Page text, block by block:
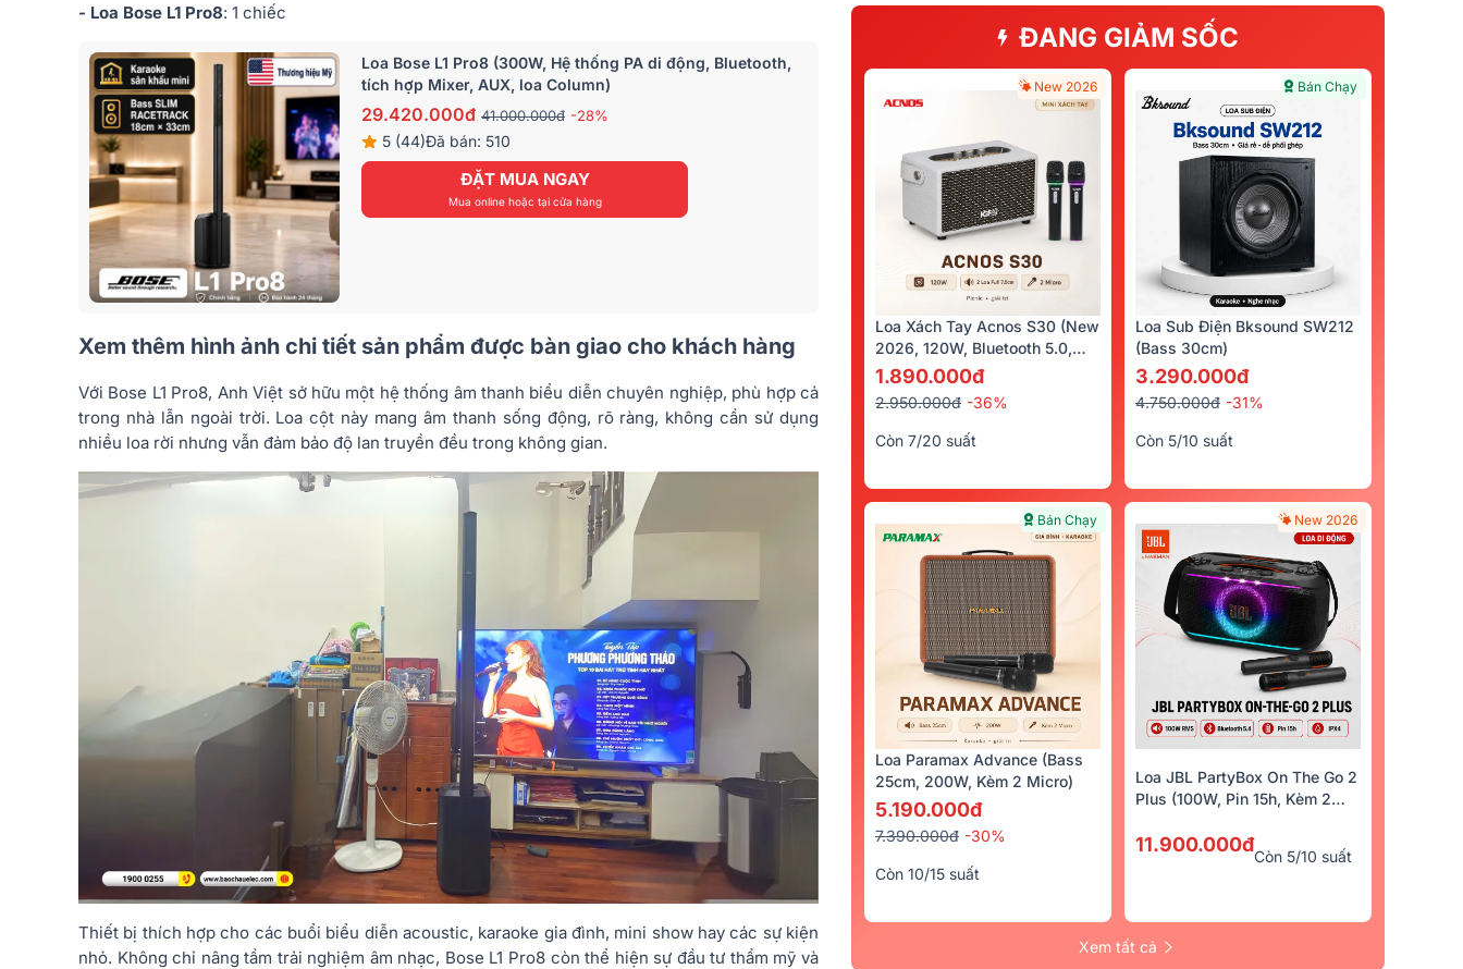
- Loa Bose L1 Pro8: 1 chiếc
Loa Bose L1 Pro8 (300W, Hệ thống PA di động, Bluetooth,
tích hợp Mixer, AUX, loa Column)
29.420.000đ 41.000.000đ -28%
5 (44)Đã bán: 510
ĐẶT MUA NGAY
Mua online hoặc tại cửa hàng
Xem thêm hình ảnh chi tiết sản phẩm được bàn giao cho khách hàng
Với Bose L1 Pro8, Anh Việt sở hữu một hệ thống âm thanh biểu diễn chuyên nghiệp, phù hợp cả
trong nhà lẫn ngoài trời. Loa cột này mang âm thanh sống động, rõ ràng, không cần sử dụng
nhiều loa rời nhưng vẫn đảm bảo độ lan truyền đều trong không gian.
Thiết bị thích hợp cho các buổi biểu diễn acoustic, karaoke gia đình, mini show hay các sự kiện
nhỏ. Không chỉ nâng tầm trải nghiệm âm nhạc, Bose L1 Pro8 còn thể hiện sự đầu tư thẩm mỹ và
ĐANG GIẢM SỐC
New 2026
Loa Xách Tay Acnos S30 (New
2026, 120W, Bluetooth 5.0,
Kèm 2 Tay Micro)
1.890.000đ
2.950.000đ -36%
Còn 7/20 suất
Bán Chạy
Loa Sub Điện Bksound SW212
(bass 30cm)
3.290.000đ
4.750.000đ -31%
Còn 5/10 suất
Bán Chạy
Loa Paramax Advance (Bass
25cm, 200W, Kèm 2 Micro)
5.190.000đ
7.390.000đ -30%
Còn 10/15 suất
New 2026
Loa JBL PartyBox On The Go 2
Plus (100W, Pin 15h, Kèm 2
11.900.000đ
Còn 5/10 suất
Xem tất cả